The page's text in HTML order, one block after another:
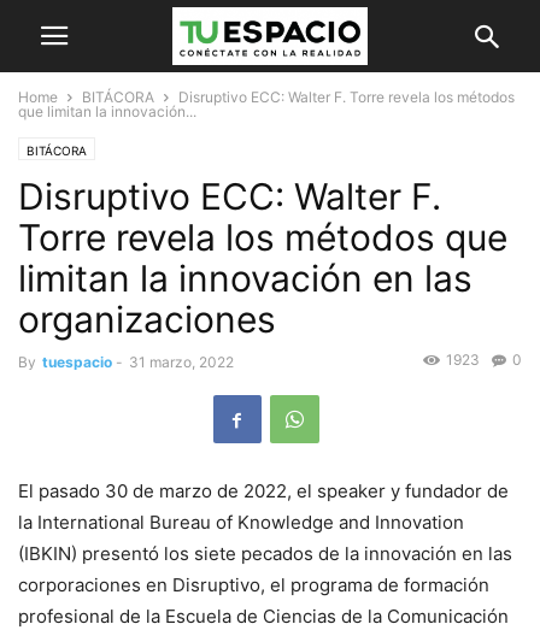
Home BITÁCORA
Disruptivo ECC: Walter F. Torre revela los métodos
que limitan la innovación...
BITÁCORA
Disruptivo ECC: Walter F.
Torre revela los métodos que
limitan la innovación en las
organizaciones
By tuespacio - 31 marzo, 2022 0
1923
El pasado 30 de marzo de 2022, el speaker y fundador de
la International Bureau of Knowledge and Innovation
(IBKIN) presentó los siete pecados de la innovación en las
corporaciones en Disruptivo, el programa de formación
profesional de la Escuela de Ciencias de la Comunicación